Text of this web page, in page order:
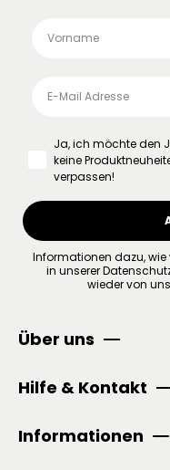
Ja, ich möchte den
keine
verpassen!
Informationen dazu, wie
in unserer
wieder von
Über uns
Hilfe & Kontakt
Informationen